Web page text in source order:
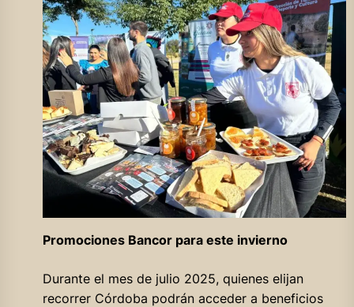
Promociones Bancor para este invierno
Durante el mes de julio 2025, quienes elijan
recorrer Córdoba podrán acceder a beneficios